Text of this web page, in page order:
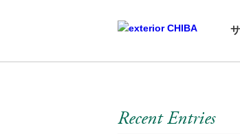
Recent Entries